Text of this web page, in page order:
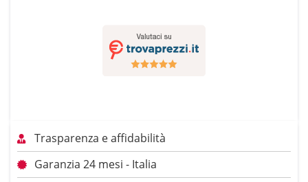
Trasparenza e affidabilità
Garanzia 24 mesi - Italia